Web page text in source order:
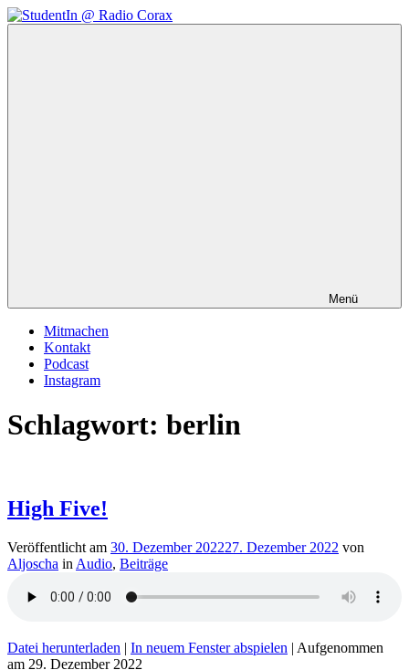
Zum
Inhalt
Menü
Mitmachen
Kontakt
Podcast
Instagram
Schlagwort: berlin
High Five!
Veröffentlicht am 30. Dezember 202227. Dezember 2022 von
Aljoscha in Audio, Beiträge
Datei herunterladen | In neuem Fenster abspielen | Aufgenommen
am 29. Dezember 2022